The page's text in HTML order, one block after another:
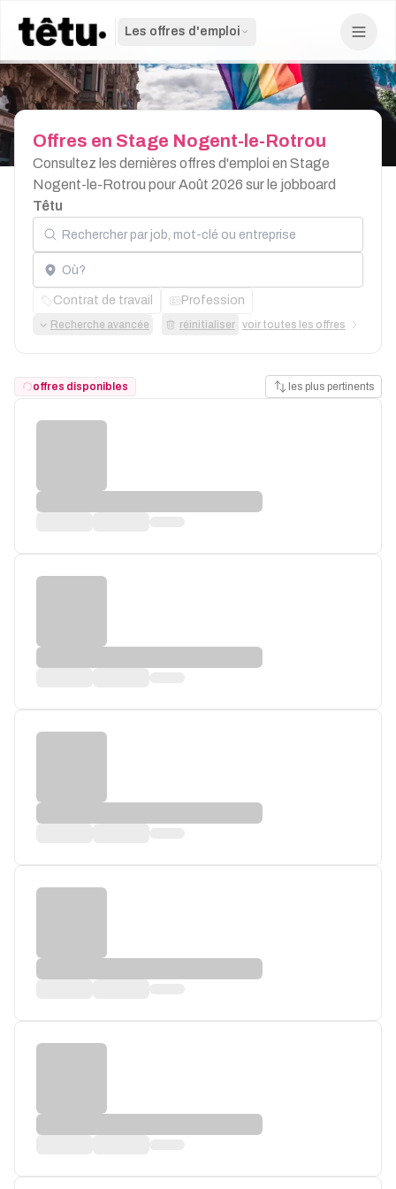
Les offres d'emploi
Offres en Stage Nogent-le-Rotrou
Consultez les dernières offres d'emploi en Stage
Nogent-le-Rotrou pour Août 2026 sur le jobboard
Têtu
Rechercher par job, mot-clé ou entreprise
Localisation
Contrat de travail Profession
Recherche avancée réinitialiser voir toutes les offres
offres disponibles les plus pertinents